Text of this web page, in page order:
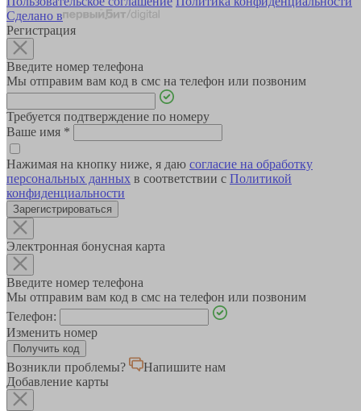
Сделано в
Регистрация
Введите номер телефона
Мы отправим вам код в смс на телефон или позвоним
Требуется подтверждение по номеру
Ваше имя *
Нажимая на кнопку ниже, я даю согласие на обработку
персональных данных в соответствии с Политикой
конфиденциальности
Зарегистрироваться
Электронная бонусная карта
Введите номер телефона
Мы отправим вам код в смс на телефон или позвоним
Телефон:
Изменить номер
Возникли проблемы?
Напишите нам
Добавление карты